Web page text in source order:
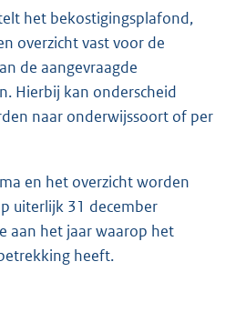
het bekostigingsplafond,
overzicht vast voor de
de aangevraagde
Hierbij kan onderscheid
naar onderwijssoort of per
en het overzicht worden
uiterlijk 31 december
aan het jaar waarop het
heeft.